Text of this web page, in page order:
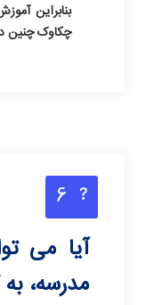
بنابراین
چکاوک چنین
6
آیا می
مدرسه،